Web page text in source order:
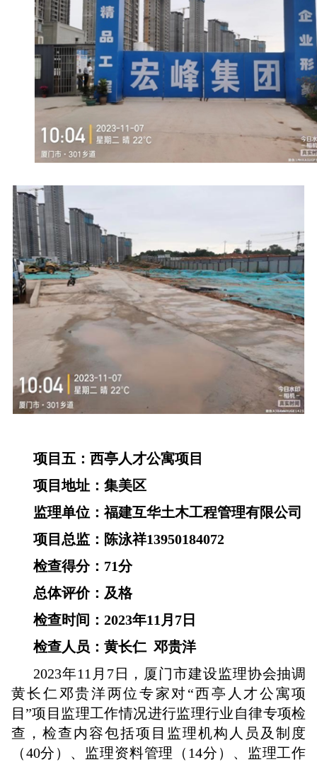
项目五：西亭人才公寓项目
项目地址：集美区
监理单位：福建互华土木工程管理有限公司
项目总监：陈泳祥13950184072
检查得分：71分
总体评价：及格
检查时间：2023年11月7日
检查人员：黄长仁 邓贵洋
2023年11月7日，厦门市建设监理协会抽调
黄长仁邓贵洋两位专家对“西亭人才公寓项
目”项目监理工作情况进行监理行业自律专项检
查，检查内容包括项目监理机构人员及制度
（40分）、监理资料管理（14分）、监理工作